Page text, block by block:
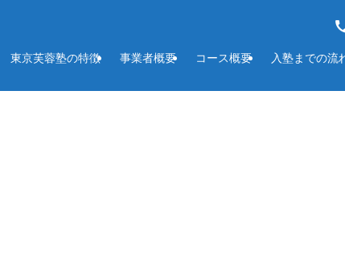
東京芙蓉塾の特徴 事業者概要 コース概要 入塾までの流